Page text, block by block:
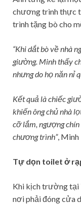
chương trình thực
trình tặng bò cho
“Khi dắt bò về nhà
giường. Minh thấy
nhưng do họ năn nỉ
Kết quả là chiếc
khiến ông chủ nhà
cỡ lắm, ngượng
chương trình”, Minh
Tự dọn toilet ở
Khi kịch trường tại
nơi phải đóng cửa